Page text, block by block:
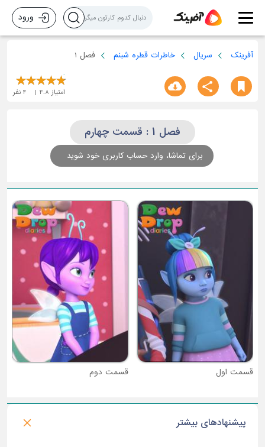
ورود
آفرینک سریال خاطرات قطره شبنم فصل 1
امتیاز 4.8
4 نفر
فصل 1 : قسمت چهارم
برای تماشا، وارد حساب کاربری خود شوید
قسمت دوم
قسمت سوم
پیشنهادهای بیشتر